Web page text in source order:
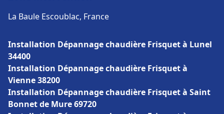
La Baule Escoublac, France
Installation Dépannage chaudière Frisquet à Lunel
34400
Installation Dépannage chaudière Frisquet à
Vienne 38200
Installation Dépannage chaudière Frisquet à Saint
Bonnet de Mure 69720